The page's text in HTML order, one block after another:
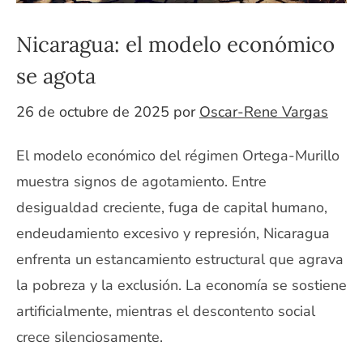
Nicaragua: el modelo económico
se agota
26 de octubre de 2025 por Oscar-Rene Vargas
El modelo económico del régimen Ortega-Murillo
muestra signos de agotamiento. Entre
desigualdad creciente, fuga de capital humano,
endeudamiento excesivo y represión, Nicaragua
enfrenta un estancamiento estructural que agrava
la pobreza y la exclusión. La economía se sostiene
artificialmente, mientras el descontento social
crece silenciosamente.